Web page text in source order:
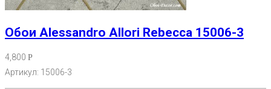
Обои Alessandro Allori Rebecca 15006-3
4,800 Р
Артикул: 15006-3